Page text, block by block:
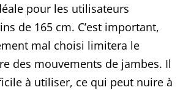
pour les utilisateurs
de 165 cm. C’est important,
mal choisi limitera le
des mouvements de jambes. Il
à utiliser, ce qui peut nuire à